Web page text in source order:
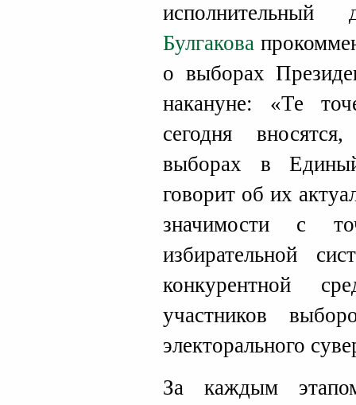
Булгакова
о выборах
накануне: «Те
сегодня
выборах в
говорит об их
значимости с
избирательной
конкурентной
участников
электорального
За каждым